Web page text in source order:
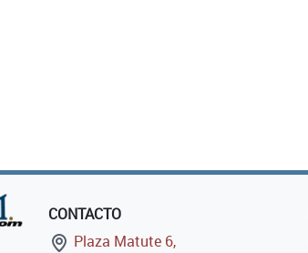
CONTACTO
Plaza Matute 6,